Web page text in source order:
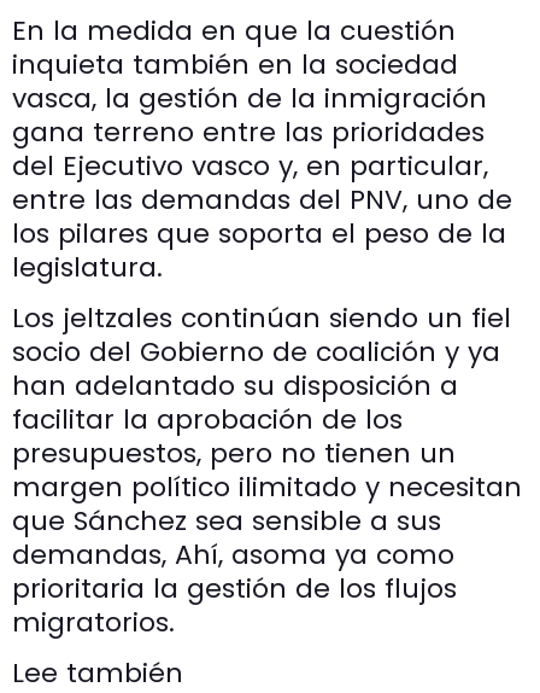
En la medida en que la cuestión
inquieta también en la sociedad
vasca, la gestión de la inmigración
gana terreno entre las prioridades
del Ejecutivo vasco y, en particular,
entre las demandas del PNV, uno de
los pilares que soporta el peso de la
legislatura.
Los jeltzales continúan siendo un fiel
socio del Gobierno de coalición y ya
han adelantado su disposición a
facilitar la aprobación de los
presupuestos, pero no tienen un
margen político ilimitado y necesitan
que Sánchez sea sensible a sus
demandas, Ahí, asoma ya como
prioritaria la gestión de los flujos
migratorios.
Lee también